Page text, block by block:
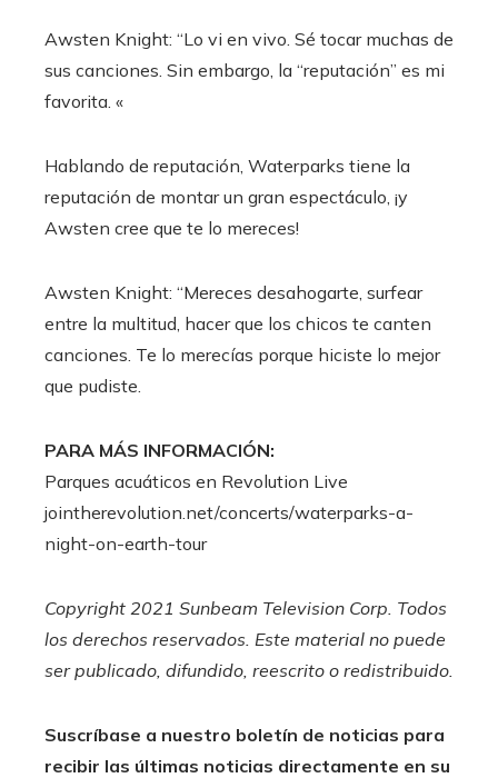
Awsten Knight: “Lo vi en vivo. Sé tocar muchas de
sus canciones. Sin embargo, la “reputación” es mi
favorita. «
Hablando de reputación, Waterparks tiene la
reputación de montar un gran espectáculo, ¡y
Awsten cree que te lo mereces!
Awsten Knight: “Mereces desahogarte, surfear
entre la multitud, hacer que los chicos te canten
canciones. Te lo merecías porque hiciste lo mejor
que pudiste.
PARA MÁS INFORMACIÓN:
Parques acuáticos en Revolution Live
jointherevolution.net/concerts/waterparks-a-
night-on-earth-tour
Copyright 2021 Sunbeam Television Corp. Todos
los derechos reservados. Este material no puede
ser publicado, difundido, reescrito o redistribuido.
Suscríbase a nuestro boletín de noticias para
recibir las últimas noticias directamente en su